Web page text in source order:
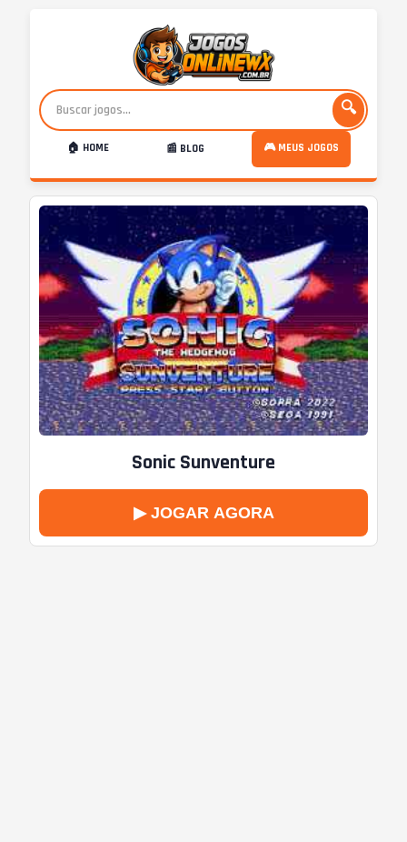
🔍
🏠 HOME 📰 BLOG 🎮 MEUS JOGOS
Sonic Sunventure
▶ JOGAR AGORA